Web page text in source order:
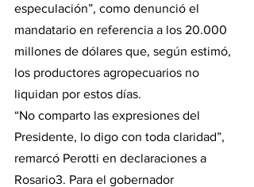
especulación”, como denunció el
mandatario en referencia a los 20.000
millones de dólares que, según estimó,
los productores agropecuarios no
liquidan por estos días.
“No comparto las expresiones del
Presidente, lo digo con toda claridad”,
remarcó Perotti en declaraciones a
Rosario3. Para el gobernador